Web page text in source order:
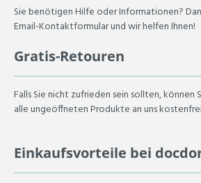
Sie benötigen Hilfe oder Informationen?
Email-Kontaktformular und wir helfen Ihnen!
Gratis-Retouren
Falls Sie nicht zufrieden sein sollten, können
alle ungeöffneten Produkte an uns
Einkaufsvorteile bei